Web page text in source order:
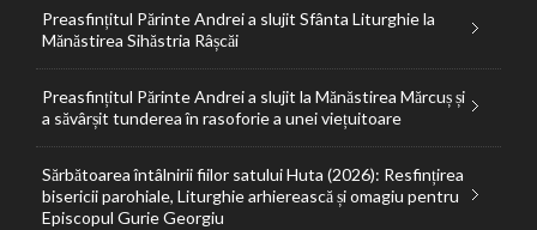
Preasfințitul Părinte Andrei a slujit Sfânta Liturghie la
Mănăstirea Sihăstria Râșcăi
Preasfințitul Părinte Andrei a slujit la Mănăstirea Mărcuș și
a săvârșit tunderea în rasoforie a unei viețuitoare
Sărbătoarea întâlnirii fiilor satului Huta (2026): Resfințirea
bisericii parohiale, Liturghie arhierească și omagiu pentru
Episcopul Gurie Georgiu